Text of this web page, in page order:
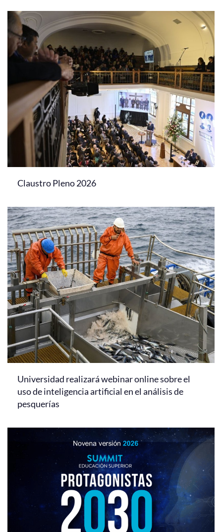
Claustro Pleno 2026
Universidad realizará webinar online sobre el
uso de inteligencia artificial en el análisis de
pesquerías